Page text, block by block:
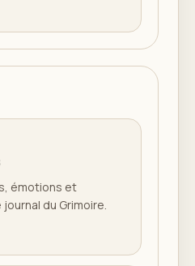
émotions et
du Grimoire.